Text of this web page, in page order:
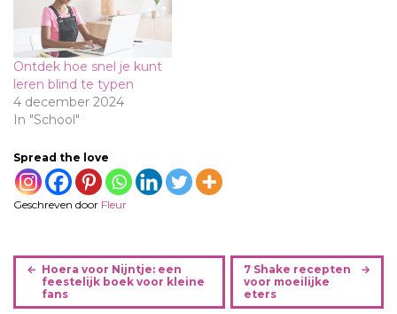
Ontdek hoe snel je kunt
leren blind te typen
4 december 2024
In "School"
Spread the love
Geschreven door Fleur
B
r
Hoera voor Nijntje: een
feestelijk boek voor kleine
fans
7 Shake recepten
voor moeilijke
eters